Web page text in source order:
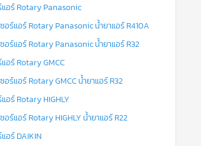
แอร์ Rotary Panasonic
อร์แอร์ Rotary Panasonic น้ำยาแอร์ R410A
อร์แอร์ Rotary Panasonic น้ำยาแอร์ R32
อร์ Rotary GMCC
อร์แอร์ Rotary GMCC น้ำยาแอร์ R32
อร์ Rotary HIGHLY
อร์แอร์ Rotary HIGHLY น้ำยาแอร์ R22
อร์ DAIKIN